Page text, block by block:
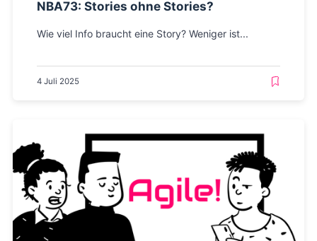
NBA73: Stories ohne Stories?
Wie viel Info braucht eine Story? Weniger ist...
4 Juli 2025